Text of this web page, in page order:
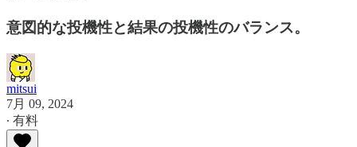
意図的な投機性と結果の投機性のバランス。
mitsui
7月 09, 2024
∙ 有料